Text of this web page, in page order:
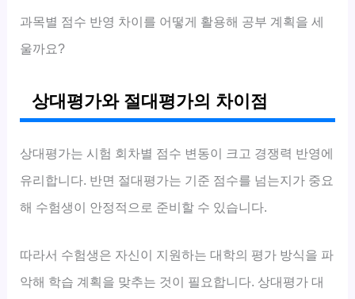
과목별 점수 반영 차이를 어떻게 활용해 공부 계획을 세
울까요?
상대평가와 절대평가의 차이점
상대평가는 시험 회차별 점수 변동이 크고 경쟁력 반영에
유리합니다. 반면 절대평가는 기준 점수를 넘는지가 중요
해 수험생이 안정적으로 준비할 수 있습니다.
따라서 수험생은 자신이 지원하는 대학의 평가 방식을 파
악해 학습 계획을 맞추는 것이 필요합니다. 상대평가 대